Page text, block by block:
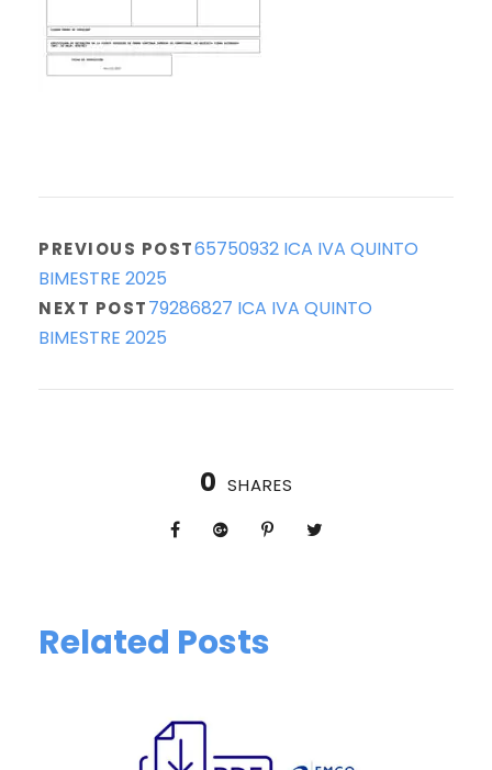
PREVIOUS POST65750932 ICA IVA QUINTO
BIMESTRE 2025
NEXT POST79286827 ICA IVA QUINTO
BIMESTRE 2025
0 SHARES
Related Posts